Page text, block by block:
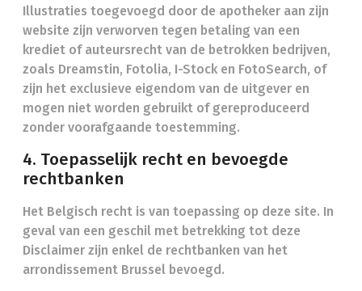
Illustraties toegevoegd door de apotheker aan zijn
website zijn verworven tegen betaling van een
krediet of auteursrecht van de betrokken bedrijven,
zoals Dreamstin, Fotolia, I-Stock en FotoSearch, of
zijn het exclusieve eigendom van de uitgever en
mogen niet worden gebruikt of gereproduceerd
zonder voorafgaande toestemming.
4. Toepasselijk recht en bevoegde
rechtbanken
Het Belgisch recht is van toepassing op deze site. In
geval van een geschil met betrekking tot deze
Disclaimer zijn enkel de rechtbanken van het
arrondissement Brussel bevoegd.